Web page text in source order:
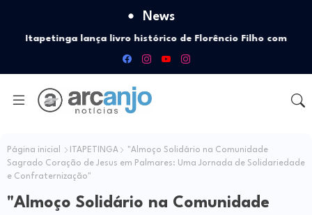
News
Itapetinga lança livro histórico de Florêncio Filho com
recursos da Política Nacional Aldir Blanc
Página inicial ITAPETINGA
"Almoço Solidário na Comunidade
Sagrado Coração de Jesus em Palmares: Uma Jornada de Solidariedade
e Confraternização"
"Almoço Solidário na Comunidade